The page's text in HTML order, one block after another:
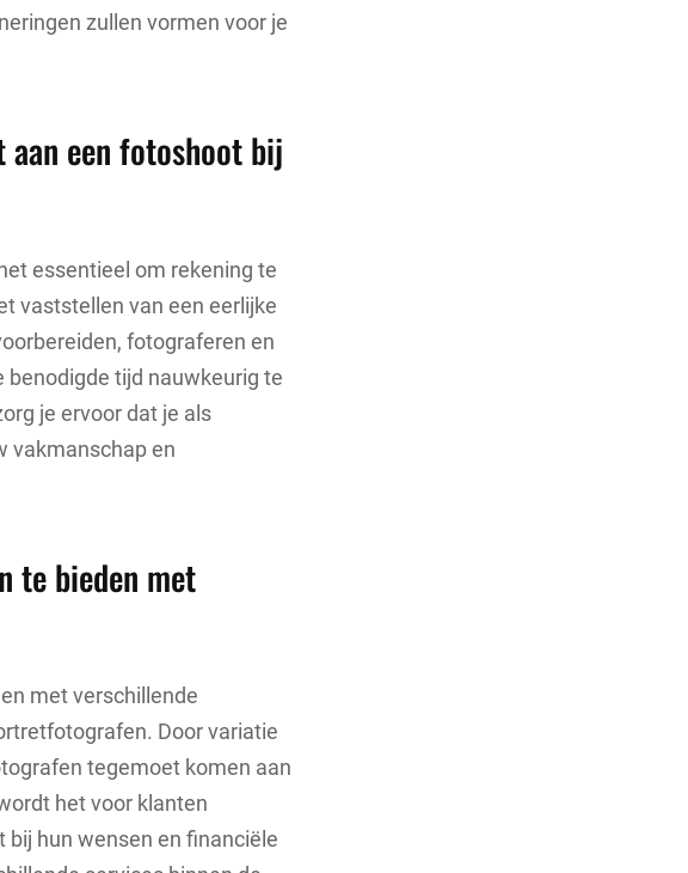
zullen vormen voor je
een fotoshoot bij
essentieel om rekening te
vaststellen van een eerlijke
fotograferen en
benodigde tijd nauwkeurig te
je ervoor dat je als
vakmanschap en
te bieden met
met verschillende
Door variatie
tegemoet komen aan
het voor klanten
hun wensen en financiële